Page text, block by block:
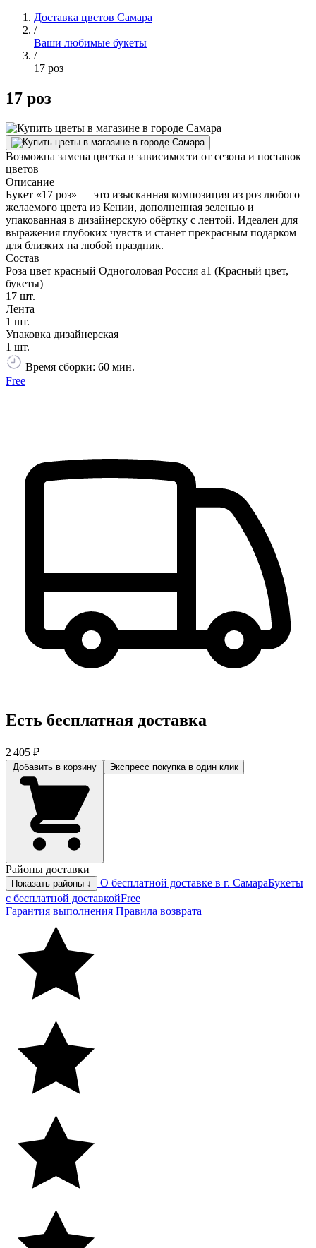
Доставка цветов Самара
/
Ваши любимые букеты
/
17 роз
17 роз
Возможна замена цветка в зависимости от сезона и поставок
цветов
Описание
Букет «17 роз» — это изысканная композиция из роз любого
желаемого цвета из Кении, дополненная зеленью и
упакованная в дизайнерскую обёртку с лентой. Идеален для
выражения глубоких чувств и станет прекрасным подарком
для близких на любой праздник.
Состав
Роза цвет красный Одноголовая Россия а1 (Красный цвет,
букеты)
17 шт.
Лента
1 шт.
Упаковка дизайнерская
1 шт.
Время сборки: 60 мин.
Free
Есть бесплатная доставка
2 405 ₽
Экспресс покупка в один клик
Районы доставки
Показать районы ↓ О бесплатной доставке в г. СамараБукеты
с бесплатной доставкойFree
Гарантия выполнения Правила возврата